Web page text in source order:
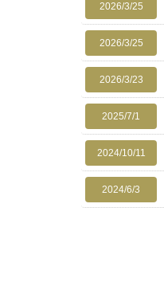
2026/3/25
2026/3/25
2026/3/23
2025/7/1
2024/10/11
2024/6/3